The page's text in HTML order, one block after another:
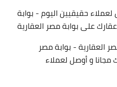
حقيقيين اليوم - بوابة
على بوابة مصر العقارية
العقارية - بوابة مصر
و أوصل لعملاء